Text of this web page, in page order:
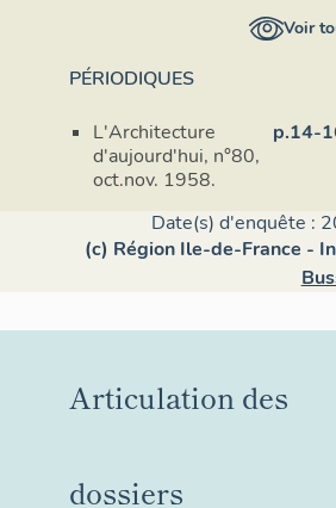
Voir
PÉRIODIQUES
L'Architecture
d'aujourd'hui, n°80,
oct.nov. 1958.
p.14-
Date(s) d'enquête :
(c) Région Ile-de-France -
Articulation des
dossiers